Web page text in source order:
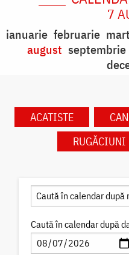
7
ianuarie februarie
august septembrie
ACATISTE
RUGĂCIUNI
Caută în calendar după